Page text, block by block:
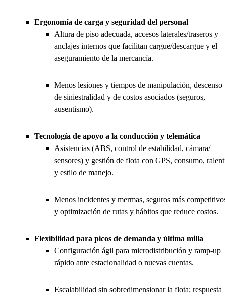
Ergonomía de carga y seguridad del personal
Altura de piso adecuada, accesos laterales/traseros y
anclajes internos que facilitan cargue/descargue y el
aseguramiento de la mercancía.
Menos lesiones y tiempos de manipulación, descenso
de siniestralidad y de costos asociados (seguros,
ausentismo).
Tecnología de apoyo a la conducción y telemática
Asistencias (ABS, control de estabilidad, cámara/
sensores) y gestión de flota con GPS, consumo,
y estilo de manejo.
Menos incidentes y mermas, seguros más
y optimización de rutas y hábitos que reduce costos.
Flexibilidad para picos de demanda y última milla
Configuración ágil para microdistribución y ramp-up
rápido ante estacionalidad o nuevas cuentas.
Escalabilidad sin sobredimensionar la flota; respuesta